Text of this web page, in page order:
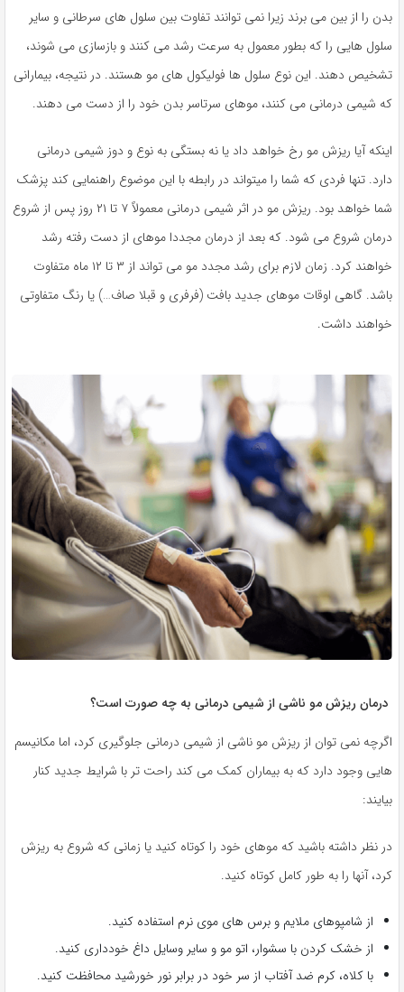
بدن را از بین می برند زیرا نمی توانند تفاوت بین سلول های سرطانی و سایر
سلول هایی را که بطور معمول به سرعت رشد می کنند و بازسازی می شوند،
تشخیص دهند. این نوع سلول ها فولیکول های مو هستند. در نتیجه، بیمارانی
که شیمی درمانی می کنند، موهای سرتاسر بدن خود را از دست می دهند.
اینکه آیا ریزش مو رخ خواهد داد یا نه بستگی به نوع و دوز شیمی درمانی
دارد. تنها فردی که شما را میتواند در رابطه با این موضوع راهنمایی کند پزشک
شما خواهد بود. ریزش مو در اثر شیمی درمانی معمولاً ۷ تا ۲۱ روز پس از شروع
درمان شروع می شود. که بعد از درمان مجددا موهای از دست رفته رشد
خواهند کرد. زمان لازم برای رشد مجدد مو می تواند از ۳ تا ۱۲ ماه متفاوت
باشد. گاهی اوقات موهای جدید بافت (فرفری و قبلا صاف…) یا رنگ متفاوتی
خواهند داشت.
درمان ریزش مو ناشی از شیمی درمانی به چه صورت است؟
اگرچه نمی توان از ریزش مو ناشی از شیمی درمانی جلوگیری کرد، اما مکانیسم
هایی وجود دارد که به بیماران کمک می کند راحت تر با شرایط جدید کنار
بیایند:
در نظر داشته باشید که موهای خود را کوتاه کنید یا زمانی که شروع به ریزش
کرد، آنها را به طور کامل کوتاه کنید.
از شامپوهای ملایم و برس های موی نرم استفاده کنید.
از خشک کردن با سشوار، اتو مو و سایر وسایل داغ خودداری کنید.
با کلاه، کرم ضد آفتاب از سر خود در برابر نور خورشید محافظت کنید.